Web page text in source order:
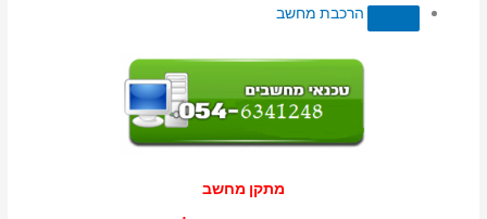
הרכבת מחשב
מתקן מחשב